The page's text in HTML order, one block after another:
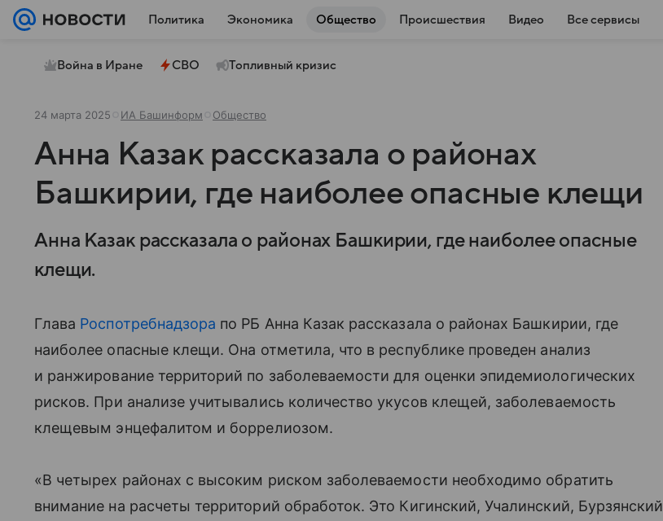
Политика Экономика Общество Происшествия Видео Все сервисы
Война в Иране СВО Топливный кризис
24 марта 2025 ИА Башинформ Общество
Анна Казак рассказала о районах
Башкирии, где наиболее опасные клещи
Анна Казак рассказала о районах Башкирии, где наиболее опасные
клещи.
Глава Роспотребнадзора по РБ Анна Казак рассказала о районах Башкирии, где
наиболее опасные клещи. Она отметила, что в республике проведен анализ
и ранжирование территорий по заболеваемости для оценки эпидемиологических
рисков. При анализе учитывались количество укусов клещей, заболеваемость
клещевым энцефалитом и боррелиозом.
«В четырех районах с высоким риском заболеваемости необходимо обратить
внимание на расчеты территорий обработок. Это Кигинский, Учалинский, Бурзянский